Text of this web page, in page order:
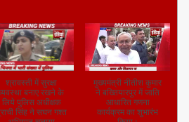
श्रावस्ती में सुरक्षा
व्यवस्था बनाए रखने के
लिये पुलिस अधीक्षक
प्राची सिंह ने सघन गश्त
अभियान चलाया
मुख्यमंत्री नीतीश कुमार
ने बख्तियारपुर में जाति
आधारित गणना
कार्यक्रम का शुभारंभ
किया।